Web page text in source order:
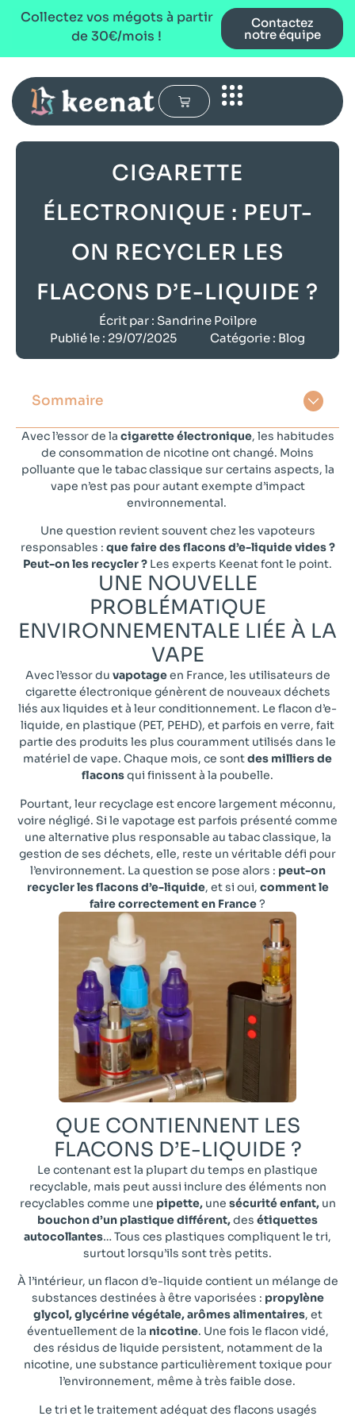
Collectez vos mégots à partir
de 30€/mois !
Contactez
notre équipe
CIGARETTE
ÉLECTRONIQUE : PEUT-
ON RECYCLER LES
FLACONS D’E-LIQUIDE ?
Écrit par : Sandrine Poilpre
Publié le : 29/07/2025 Catégorie : Blog
Sommaire
Avec l’essor de la cigarette électronique, les habitudes
de consommation de nicotine ont changé. Moins
polluante que le tabac classique sur certains aspects, la
vape n’est pas pour autant exempte d’impact
environnemental.
Une question revient souvent chez les vapoteurs
responsables : que faire des flacons d’e-liquide vides ?
Peut-on les recycler ? Les experts Keenat font le point.
UNE NOUVELLE
PROBLÉMATIQUE
ENVIRONNEMENTALE LIÉE À LA
VAPE​
Avec l’essor du vapotageen France, les utilisateurs de
cigarette électronique génèrent de nouveaux déchets
liés aux liquides et à leur conditionnement. Le flacon d’e-
liquide, en plastique (PET, PEHD), et parfois en verre, fait
partie des produits les plus couramment utilisés dans le
matériel de vape. Chaque mois, ce sontdes milliers de
flaconsqui finissent à la poubelle.
Pourtant, leur recyclage est encore largement méconnu,
voire négligé. Si le vapotage est parfois présenté comme
une alternative plus responsable au tabac classique, la
gestion de ses déchets, elle, reste un véritable défi pour
l’environnement. La question se pose alors : peut-on
recycler les flacons d’e-liquide, et si oui, comment le
faire correctement en France?
QUE CONTIENNENT LES
FLACONS D’E-LIQUIDE ?​
Le contenant est la plupart du temps en plastique
recyclable, mais peut aussi inclure des éléments non
recyclables comme une pipette, une sécurité enfant, un
bouchon d’un plastique différent,des étiquettes
autocollantes… Tous ces plastiques compliquent le tri,
surtout lorsqu’ils sont très petits.
À l’intérieur, un flacon d’e-liquide contient un mélange de
substances destinées à être vaporisées : propylène
glycol, glycérine végétale, arômes alimentaires, et
éventuellement de la nicotine. Une fois le flacon vidé,
des résidus de liquide persistent, notamment de la
nicotine, une substance particulièrement toxique pour
l’environnement, même à très faible dose.
Le tri et le traitement adéquat des flacons usagés